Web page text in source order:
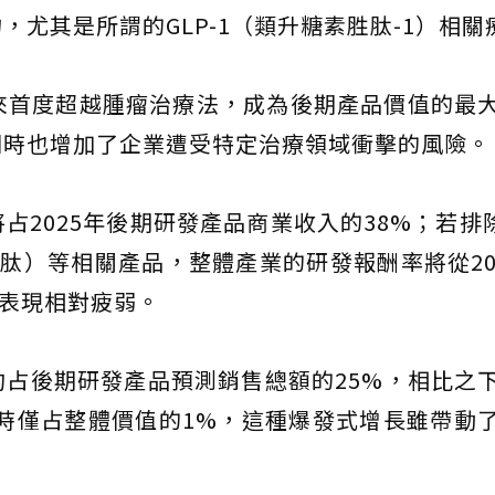
尤其是所謂的GLP-1（類升糖素胜肽-1）相關
度超越腫瘤治療法，成為後期產品價值的最
也增加了企業遭受特定治療領域衝擊的風險。
2025年後期研發產品商業收入的38%；若排
）等相關產品，整體產業的研發報酬率將從
現相對疲弱。
後期研發產品預測銷售總額的25%，相比之
僅占整體價值的1%，這種爆發式增長雖帶動